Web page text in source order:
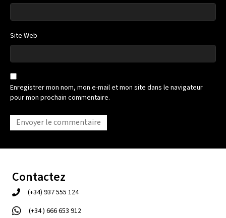
Site Web
Enregistrer mon nom, mon e-mail et mon site dans le navigateur
pour mon prochain commentaire.
Contactez
(+34) 937 555 124
(+34 ) 666 653 912